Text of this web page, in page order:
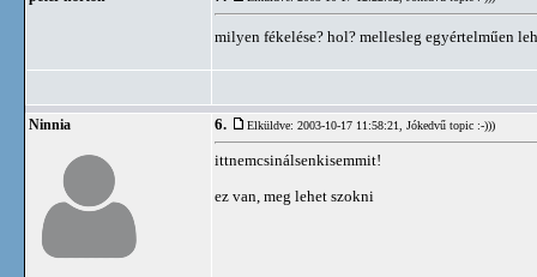
milyen fékelése? hol? mellesleg egyértelműen
Ninnia 6. Elküldve: 2003-10-17 11:58:21, Jókedvű topic :-)))
ittnemcsinálsenkisemmit!
ez van, meg lehet szokni